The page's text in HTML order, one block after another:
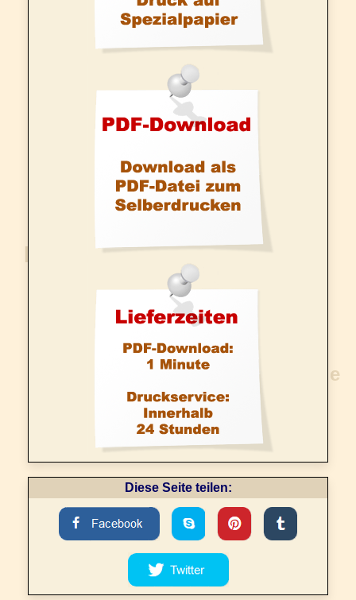
Diese Seite teilen: